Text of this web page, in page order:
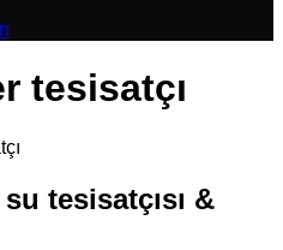
tesisatçı
tesisatçısı &